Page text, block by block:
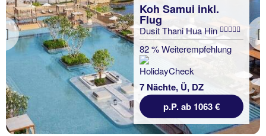
Previous
Koh Samui inkl.
Flug
Dusit Thani Hua Hin
82 % Weiterempfehlung
7 Nächte, Ü, DZ
p.P. ab 1063 €